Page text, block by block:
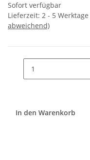
Sofort verfügbar
Lieferzeit: 2 - 5 Werktage
abweichend)
In den Warenkorb